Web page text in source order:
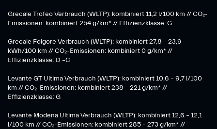
Grecale Trofeo Verbrauch (WLTP): kombiniert 11,2 l/100 km // CO₂-
Emissionen: kombiniert 254 g/km* // Effizienzklasse: G
Grecale Folgore Verbrauch (WLTP): kombiniert 27,8 – 23,9
kWh/100 km // CO₂-Emissionen: kombiniert 0 g/km* //
Effizienzklasse: D –C
Levante GT Ultima Verbrauch (WLTP): kombiniert 10,6 – 9,7 l/100
km // CO₂-Emissionen: kombiniert 238 – 221 g/km* //
Effizienzklasse: G
Levante Modena Ultima Verbrauch (WLTP): kombiniert 12,6 – 12,1
l/100 km // CO₂-Emissionen: kombiniert 285 – 273 g/km* //